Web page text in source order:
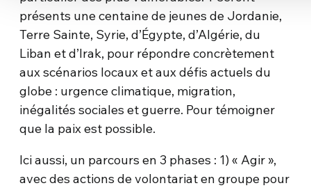
présents une centaine de jeunes de Jordanie,
Terre Sainte, Syrie, d’Égypte, d’Algérie, du
Liban et d’Irak, pour répondre concrètement
aux scénarios locaux et aux défis actuels du
globe : urgence climatique, migration,
inégalités sociales et guerre. Pour témoigner
que la paix est possible.
Ici aussi, un parcours en 3 phases : 1) « Agir »,
avec des actions de volontariat en groupe pour